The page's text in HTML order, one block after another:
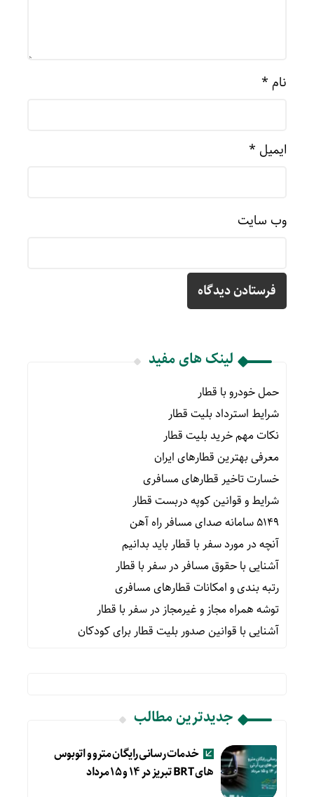
نام *
ایمیل *
وب‌ سایت
لینک های مفید
حمل خودرو با قطار
شرایط استرداد بلیت قطار
نکات مهم خرید بلیت قطار
معرفی بهترین قطارهای ایران
خسارت تاخیر قطارهای مسافری
شرایط و قوانین کوپه دربست قطار
۵۱۴۹ سامانه صدای مسافر راه آهن
آنچه در مورد سفر با قطار باید بدانیم
آشنایی با حقوق مسافر در سفر با قطار
رتبه بندی و امکانات قطارهای مسافری
توشه همراه مجاز و غیرمجاز در سفر با قطار
آشنایی با قوانین صدور بلیت قطار برای کودکان
جدیدترین مطالب
خدمات رسانی رایگان مترو و اتوبوس
های BRT تبریز در ۱۴ و ۱۵ مرداد